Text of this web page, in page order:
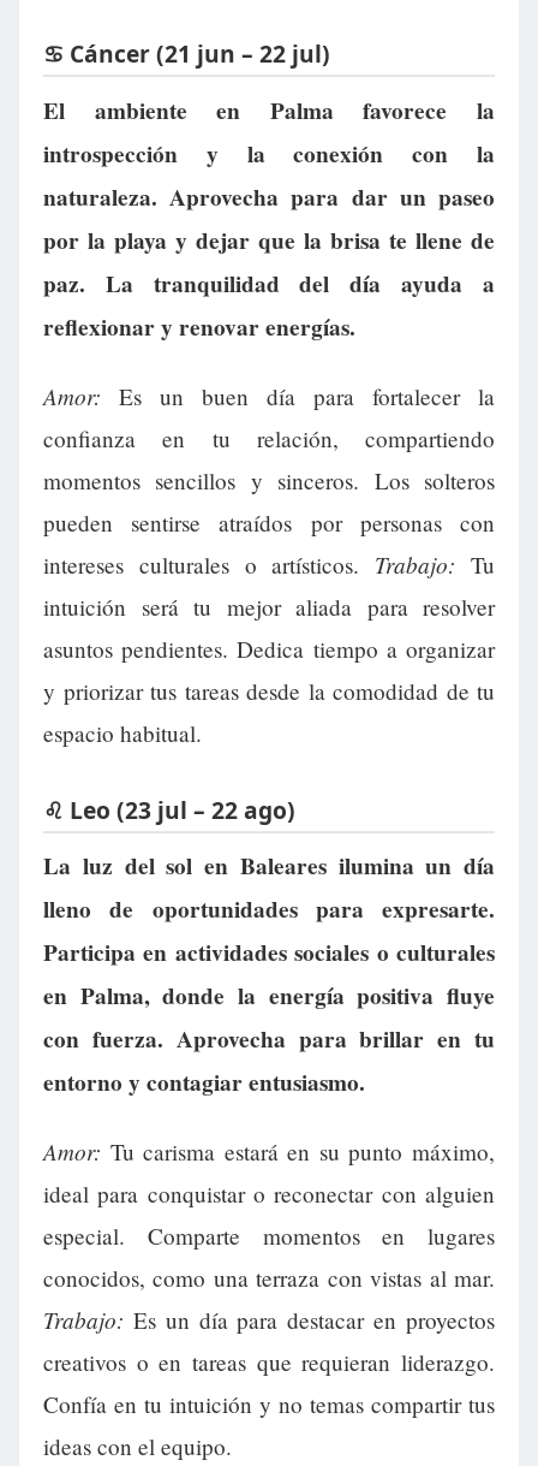
♋ Cáncer (21 jun – 22 jul)
El ambiente en Palma favorece la
introspección y la conexión con la
naturaleza. Aprovecha para dar un paseo
por la playa y dejar que la brisa te llene de
paz. La tranquilidad del día ayuda a
reflexionar y renovar energías.
Amor: Es un buen día para fortalecer la
confianza en tu relación, compartiendo
momentos sencillos y sinceros. Los solteros
pueden sentirse atraídos por personas con
intereses culturales o artísticos. Trabajo: Tu
intuición será tu mejor aliada para resolver
asuntos pendientes. Dedica tiempo a organizar
y priorizar tus tareas desde la comodidad de tu
espacio habitual.
♌ Leo (23 jul – 22 ago)
La luz del sol en Baleares ilumina un día
lleno de oportunidades para expresarte.
Participa en actividades sociales o culturales
en Palma, donde la energía positiva fluye
con fuerza. Aprovecha para brillar en tu
entorno y contagiar entusiasmo.
Amor: Tu carisma estará en su punto máximo,
ideal para conquistar o reconectar con alguien
especial. Comparte momentos en lugares
conocidos, como una terraza con vistas al mar.
Trabajo: Es un día para destacar en proyectos
creativos o en tareas que requieran liderazgo.
Confía en tu intuición y no temas compartir tus
ideas con el equipo.